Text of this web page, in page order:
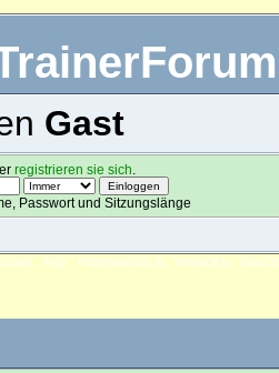
Gast
registrieren sie sich
Passwort und Sitzungslänge
FAQ FORENREGELN SPENDEN